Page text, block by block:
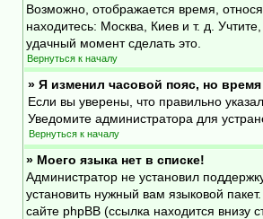
Возможно, отображается время,
находитесь: Москва, Киев и т. д.
удачный момент сделать это.
Вернуться к началу
» Я изменил часовой пояс, но
Если вы уверены, что правильно
Уведомите администратора для
Вернуться к началу
» Моего языка нет в списке!
Администратор не установил
установить нужный вам языковой
сайте phpBB (ссылка находится внизу